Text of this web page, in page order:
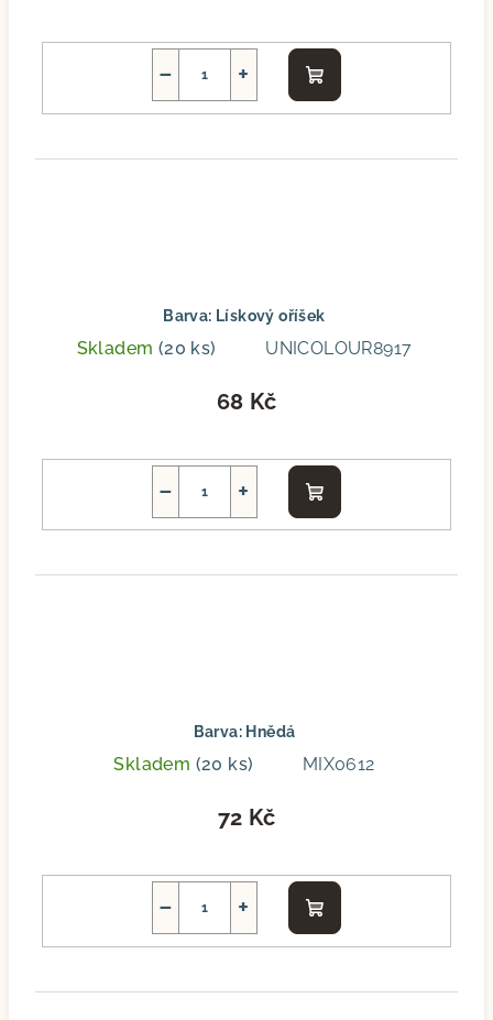
+
−
Do
košíku
Barva: Lískový oříšek
Skladem (20 ks) UNICOLOUR8917
68 Kč
+
−
Do
košíku
Barva: Hnědá
Skladem (20 ks) MIX0612
72 Kč
+
−
Do
košíku